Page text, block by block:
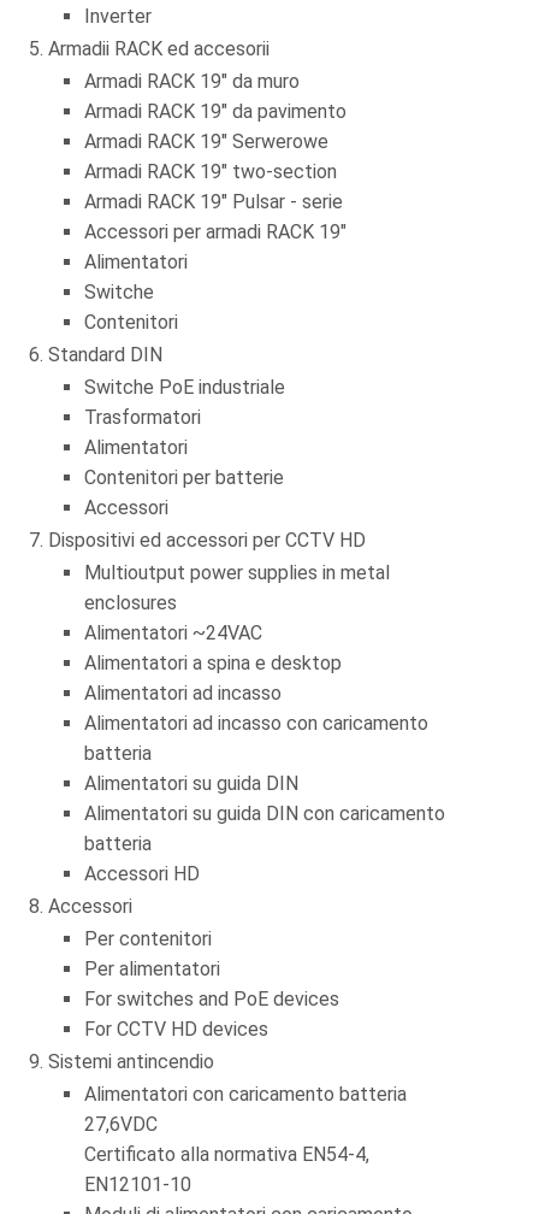
Inverter
Armadii RACK ed accesorii
Armadi RACK 19" da muro
Armadi RACK 19" da pavimento
Armadi RACK 19" Serwerowe
Armadi RACK 19" two-section
Armadi RACK 19" Pulsar - serie
Accessori per armadi RACK 19"
Alimentatori
Switche
Contenitori
Standard DIN
Switche PoE industriale
Trasformatori
Alimentatori
Contenitori per batterie
Accessori
Dispositivi ed accessori per CCTV HD
Multioutput power supplies in metal
enclosures
Alimentatori ~24VAC
Alimentatori a spina e desktop
Alimentatori ad incasso
Alimentatori ad incasso con caricamento
batteria
Alimentatori su guida DIN
Alimentatori su guida DIN con caricamento
batteria
Accessori HD
Accessori
Per contenitori
Per alimentatori
For switches and PoE devices
For CCTV HD devices
Sistemi antincendio
Alimentatori con caricamento batteria
27,6VDC
Certificato alla normativa EN54-4,
EN12101-10